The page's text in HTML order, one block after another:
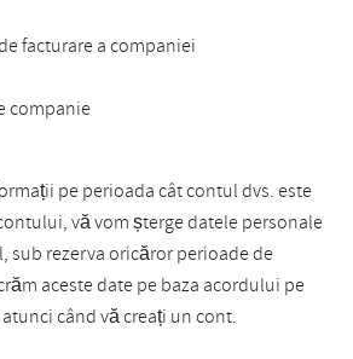
facturare a companiei
companie
pe perioada cât contul dvs. este
vă vom șterge datele personale
sub rezerva oricăror perioade de
aceste date pe baza acordului pe
când vă creați un cont.